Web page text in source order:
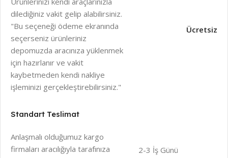
dilediğiniz vakit gelip alabilirsiniz.
"Bu seçeneği ödeme ekranında
seçerseniz ürünleriniz
depomuzda aracınıza yüklenmek
için hazırlanır ve vakit
kaybetmeden kendi nakliye
işleminizi gerçekleştirebilirsiniz."
Ücretsiz
Standart Teslimat
Anlaşmalı olduğumuz kargo
firmaları aracılığıyla tarafınıza
2-3 İş Günü